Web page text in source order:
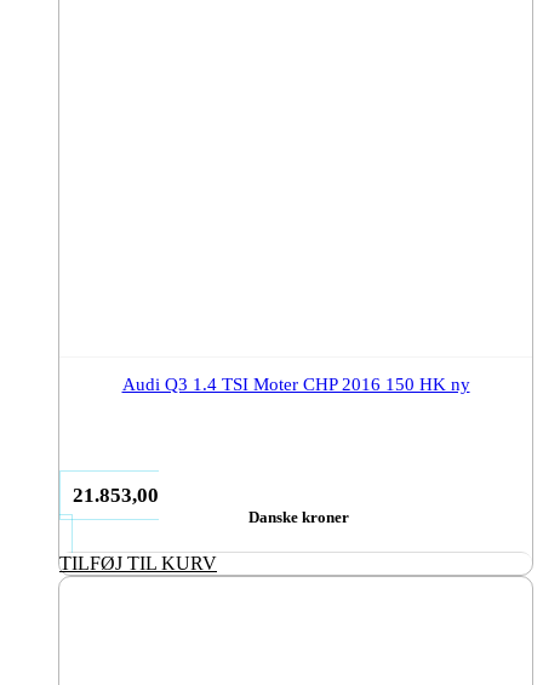
Audi Q3 1.4 TSI Moter CHP 2016 150 HK ny
21.853,00
Danske kroner
TILFØJ TIL KURV